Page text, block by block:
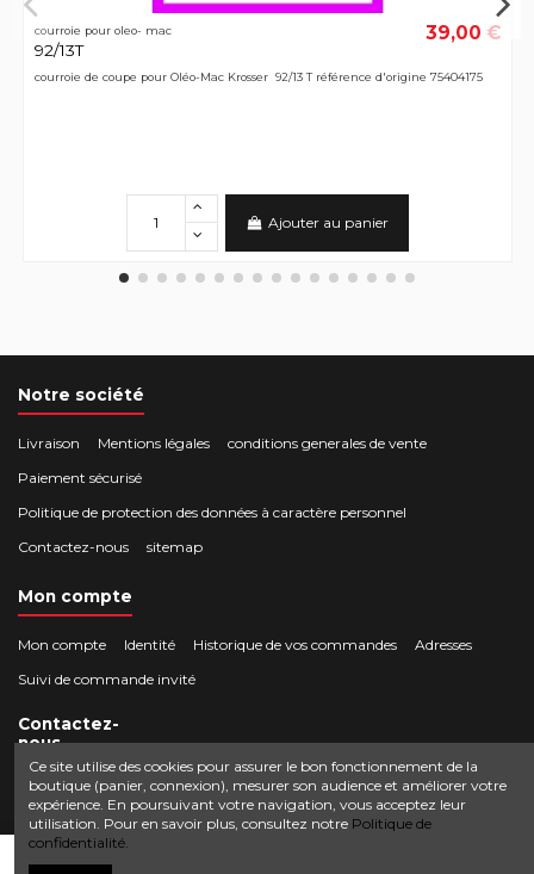
courroie pour oleo- mac
92/13T
39,00 €
courroie de coupe pour Oléo-Mac Krosser 92/13 T référence d'origine 75404175
Ajouter au panier
Notre société
Livraison Mentions légales
conditions generales de vente
Paiement sécurisé
Politique de protection des données à caractère personnel
Contactez-nous
sitemap
Mon compte
Mon compte Identité Historique de vos commandes
Adresses
Suivi de commande invité
Contactez-
nous
Crocbois-motoculture.com
50 route de Villefort 48800 Pied-de-Borne
0624436257
contact@crocbois-motoculture.com
Ce site utilise des cookies pour assurer le bon fonctionnement de la
boutique (panier, connexion), mesurer son audience et améliorer votre
expérience. En poursuivant votre navigation, vous acceptez leur
utilisation. Pour en savoir plus, consultez notre Politique de
confidentialité.